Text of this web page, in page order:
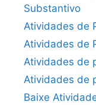
Substantivo
Atividades de
Atividades de
Atividades de
Atividades de
Baixe